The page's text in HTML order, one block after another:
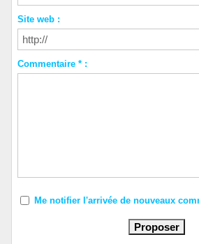
Site web :
Commentaire * :
Me notifier l'arrivée de nouveaux